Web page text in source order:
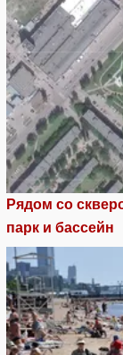
Рядом со
парк и бассейн